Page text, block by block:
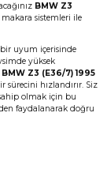
BMW Z3
sistemleri ile
bir uyum içerisinde
yüksek
BMW Z3 (E36/7) 1995
hızlandırır. Siz
olmak için bu
faydalanarak doğru